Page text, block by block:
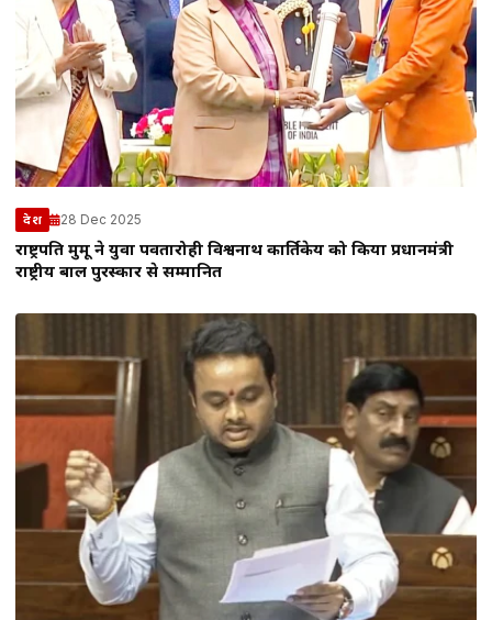
देश 28 Dec 2025
राष्ट्रपति मुर्मू ने युवा पर्वतारोही विश्वनाथ कार्तिकेय को किया प्रधानमंत्री
राष्ट्रीय बाल पुरस्कार से सम्मानित